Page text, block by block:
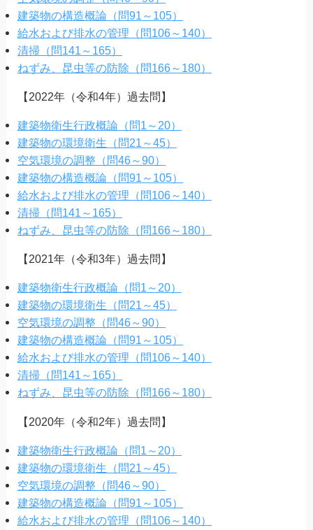
建築物の構造概論（問91～105）
給水および排水の管理（問106～140）
清掃（問141～165）
ねずみ、昆虫等の防除（問166～180）
【2022年（令和4年）過去問】
建築物衛生行政概論（問1～20）
建築物の環境衛生（問21～45）
空気環境の調整（問46～90）
建築物の構造概論（問91～105）
給水および排水の管理（問106～140）
清掃（問141～165）
ねずみ、昆虫等の防除（問166～180）
【2021年（令和3年）過去問】
建築物衛生行政概論（問1～20）
建築物の環境衛生（問21～45）
空気環境の調整（問46～90）
建築物の構造概論（問91～105）
給水および排水の管理（問106～140）
清掃（問141～165）
ねずみ、昆虫等の防除（問166～180）
【2020年（令和2年）過去問】
建築物衛生行政概論（問1～20）
建築物の環境衛生（問21～45）
空気環境の調整（問46～90）
建築物の構造概論（問91～105）
給水および排水の管理（問106～140）